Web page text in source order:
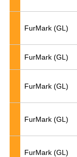
FurMark (GL)
FurMark (GL)
FurMark (GL)
FurMark (GL)
FurMark (GL)